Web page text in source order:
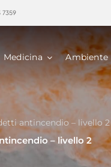
7359
Medicina Ambiente
antincendio – livello 2
– livello 2